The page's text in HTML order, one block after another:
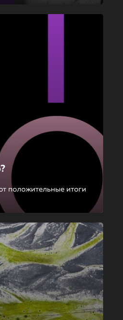
положительные итоги